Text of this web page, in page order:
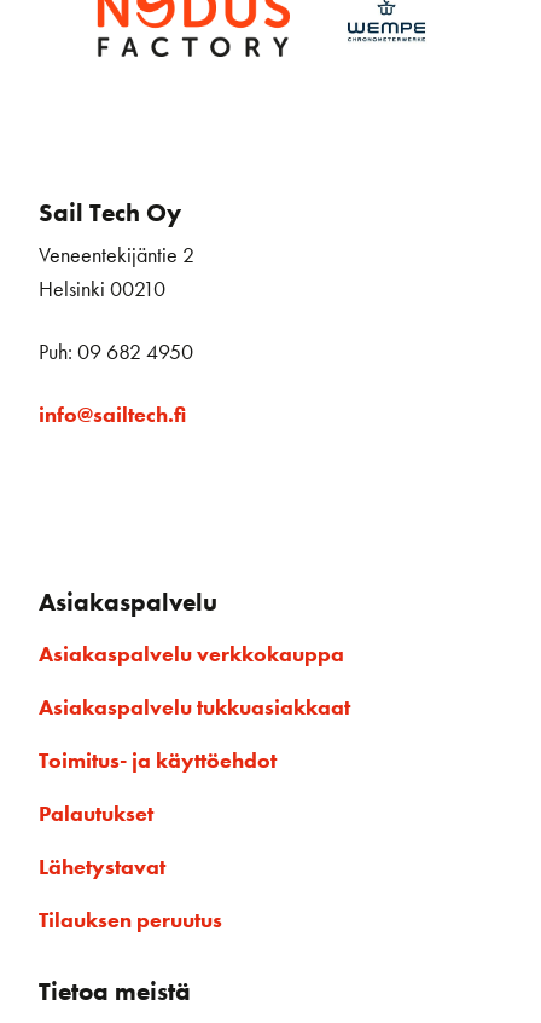
Sail Tech Oy
Veneentekijäntie 2
Helsinki 00210
Puh: 09 682 4950
info@sailtech.fi
Asiakaspalvelu
Asiakaspalvelu verkkokauppa
Asiakaspalvelu tukkuasiakkaat
Toimitus- ja käyttöehdot
Palautukset
Lähetystavat
Tilauksen peruutus
Tietoa meistä